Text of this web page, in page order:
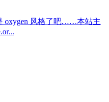
oxygen 风格了吧……本站主